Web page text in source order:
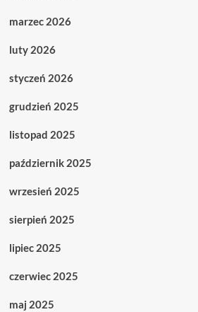
marzec 2026
luty 2026
styczeń 2026
grudzień 2025
listopad 2025
październik 2025
wrzesień 2025
sierpień 2025
lipiec 2025
czerwiec 2025
maj 2025